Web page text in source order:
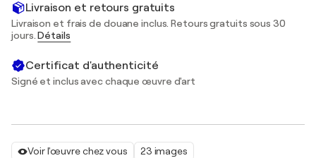
Voir l'œuvre chez vous
23 images
Livraison et retours gratuits
Livraison et frais de douane inclus. Retours gratuits sous 30
jours.Détails
Certificat d'authenticité
Signé et inclus avec chaque œuvre d'art